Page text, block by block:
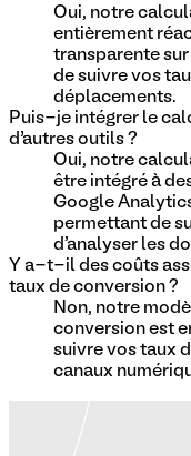
Oui, notre
entièrement
transparente
de suivre vos
déplacements.
Puis-je intégrer le
d’autres outils ?
Oui, notre
être intégré à
Google
permettant de
d'analyser les
Y a-t-il des coûts
taux de conversion ?
Non, notre
conversion est
suivre vos taux
canaux